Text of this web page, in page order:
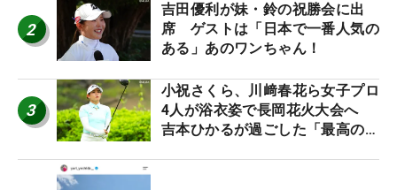
2
吉田優利が妹・鈴の祝勝会に出
席 ゲストは「日本で一番人気の
ある」あのワンちゃん！
3
小祝さくら、川﨑春花ら女子プロ
4人が浴衣姿で長岡花火大会へ
吉本ひかるが過ごした「最高の夏